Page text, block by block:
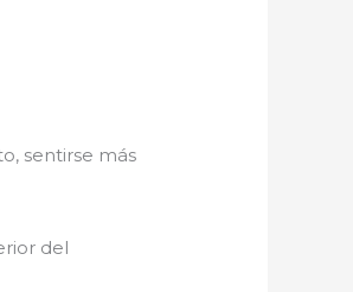
sentirse más
del